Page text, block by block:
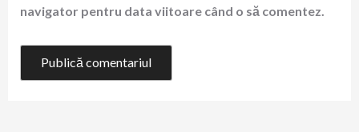
navigator pentru data viitoare când o să comentez.